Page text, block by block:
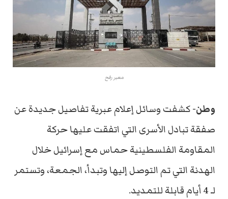
معبر رفح
وطن-كشفت وسائل إعلام عبرية تفاصيل جديدة عن
صفقة تبادل الأسرى التي اتفقت عليها حركة
المقاومة الفلسطينية حماس مع إسرائيل خلال
الهدنة التي تم التوصل إليها وتبدأ، الجمعة، وتستمر
لـ 4 أيام قابلة للتمديد.